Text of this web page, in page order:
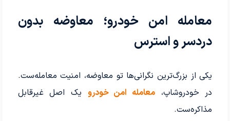
معامله امن خودرو؛ معاوضه بدون
دردسر و استرس
یکی از بزرگ‌ترین نگرانی‌ها تو معاوضه، امنیت معامله‌ست.
در خودروشاپ،معامله امن خودرو یک اصل غیرقابل
مذاکره‌ست.